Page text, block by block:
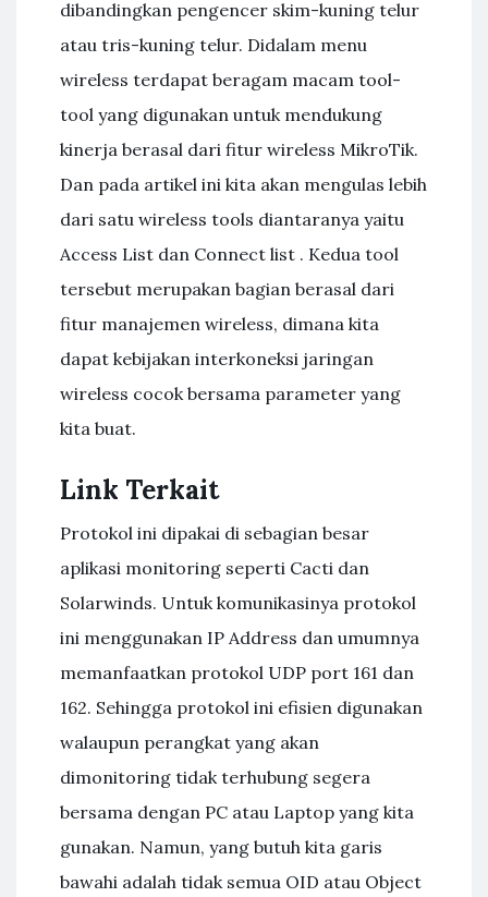
dibandingkan pengencer skim-kuning telur
atau tris-kuning telur. Didalam menu
wireless terdapat beragam macam tool-
tool yang digunakan untuk mendukung
kinerja berasal dari fitur wireless MikroTik.
Dan pada artikel ini kita akan mengulas lebih
dari satu wireless tools diantaranya yaitu
Access List dan Connect list . Kedua tool
tersebut merupakan bagian berasal dari
fitur manajemen wireless, dimana kita
dapat kebijakan interkoneksi jaringan
wireless cocok bersama parameter yang
kita buat.
Link Terkait
Protokol ini dipakai di sebagian besar
aplikasi monitoring seperti Cacti dan
Solarwinds. Untuk komunikasinya protokol
ini menggunakan IP Address dan umumnya
memanfaatkan protokol UDP port 161 dan
162. Sehingga protokol ini efisien digunakan
walaupun perangkat yang akan
dimonitoring tidak terhubung segera
bersama dengan PC atau Laptop yang kita
gunakan. Namun, yang butuh kita garis
bawahi adalah tidak semua OID atau Object